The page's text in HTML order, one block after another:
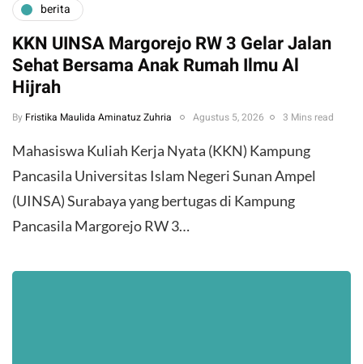
berita
KKN UINSA Margorejo RW 3 Gelar Jalan
Sehat Bersama Anak Rumah Ilmu Al
Hijrah
By Fristika Maulida Aminatuz Zuhria Agustus 5, 2026 3 Mins read
Mahasiswa Kuliah Kerja Nyata (KKN) Kampung
Pancasila Universitas Islam Negeri Sunan Ampel
(UINSA) Surabaya yang bertugas di Kampung
Pancasila Margorejo RW 3…